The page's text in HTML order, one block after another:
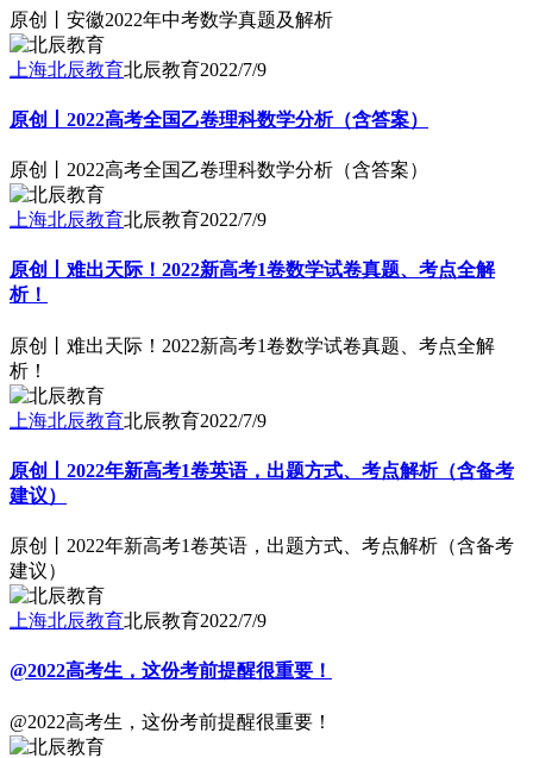
原创丨安徽2022年中考数学真题及解析
上海北辰教育北辰教育2022/7/9
原创丨2022高考全国乙卷理科数学分析（含答案）
原创丨2022高考全国乙卷理科数学分析（含答案）
上海北辰教育北辰教育2022/7/9
原创丨难出天际！2022新高考1卷数学试卷真题、考点全解
析！
原创丨难出天际！2022新高考1卷数学试卷真题、考点全解
析！
上海北辰教育北辰教育2022/7/9
原创丨2022年新高考1卷英语，出题方式、考点解析（含备考
建议）
原创丨2022年新高考1卷英语，出题方式、考点解析（含备考
建议）
上海北辰教育北辰教育2022/7/9
@2022高考生，这份考前提醒很重要！
@2022高考生，这份考前提醒很重要！